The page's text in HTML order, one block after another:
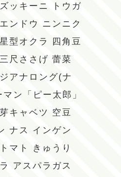
ズッキーニ
トウガ
ンドウ ニンニク
星型オクラ
四角豆
三尺ささげ 蕾菜
アナロング(ナ
ン「ピー太郎」
芽キャベツ 空豆
ナス
インゲン
マト
きゅうり
アスパラガス